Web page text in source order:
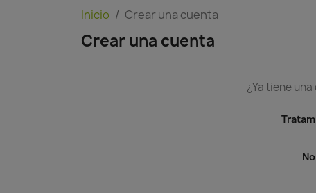
Inicio Crear una cuenta
Crear una cuenta
¿Ya tiene